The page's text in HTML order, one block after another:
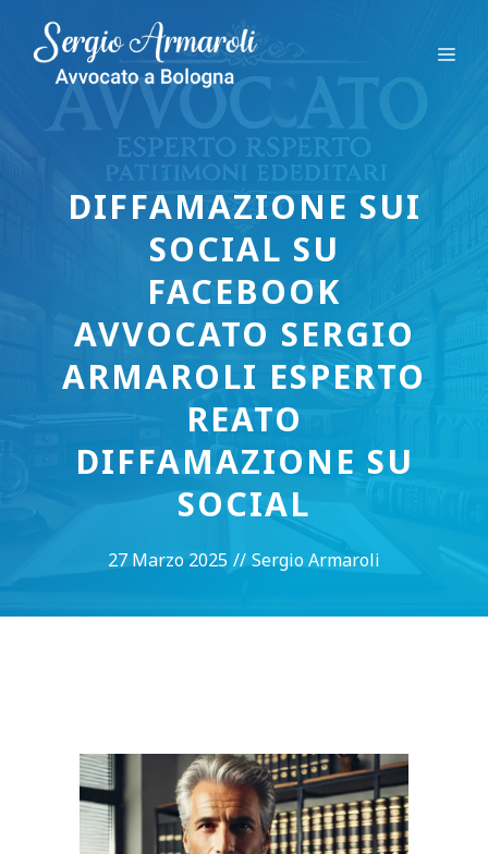
contenuto
DIFFAMAZIONE SUI
SOCIAL SU
FACEBOOK
AVVOCATO SERGIO
ARMAROLI ESPERTO
REATO
DIFFAMAZIONE SU
SOCIAL
27 Marzo 2025 // Sergio Armaroli